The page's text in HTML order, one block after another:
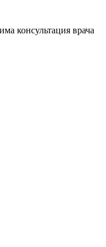
консультация врача